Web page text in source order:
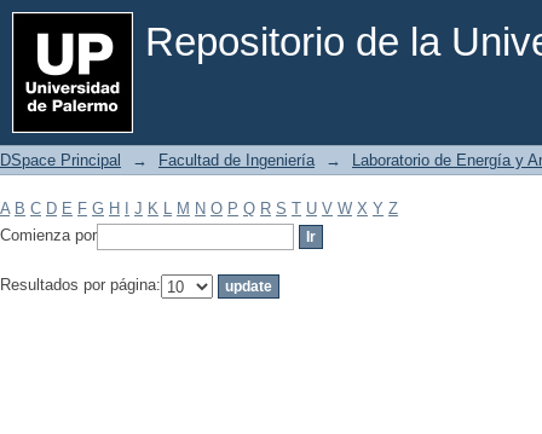
Repositorio de la
Filtrar por: Materia
DSpace Principal → Facultad de Ingeniería → Laboratorio de Energía y
A B C D E F G H J K L M N O P Q R S T U V W X Y Z
Comienza por
Resultados por página: